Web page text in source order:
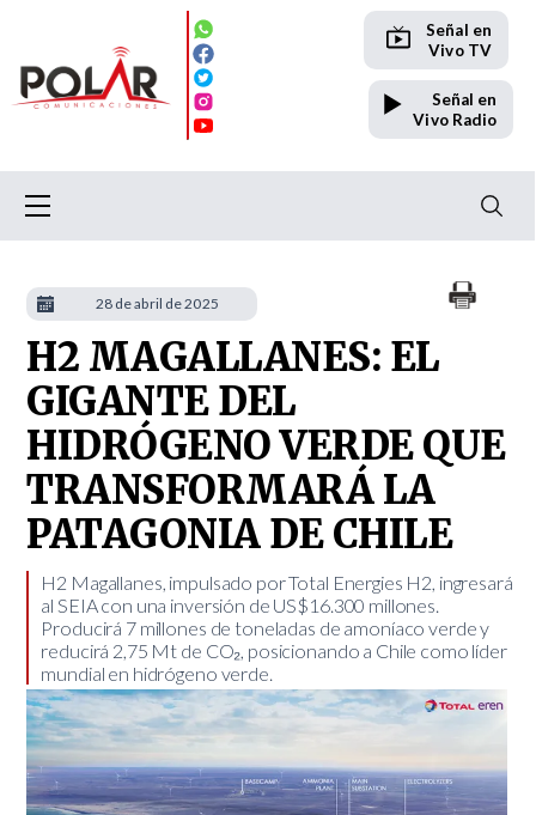
Señal en
Vivo TV
Señal en
Vivo Radio
H2 MAGALLANES: EL
GIGANTE DEL
HIDRÓGENO VERDE QUE
TRANSFORMARÁ LA
PATAGONIA DE CHILE
​H2 Magallanes, impulsado por Total Energies H2, ingresará
al SEIA con una inversión de US$16.300 millones.
Producirá 7 millones de toneladas de amoníaco verde y
reducirá 2,75 Mt de CO₂, posicionando a Chile como líder
mundial en hidrógeno verde.
28 de abril de 2025